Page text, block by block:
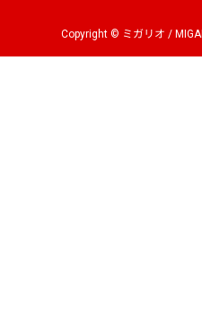
Copyright © ミガリオ /